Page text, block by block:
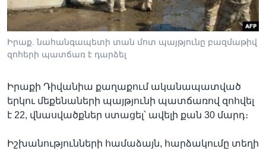
Լեզուներ
Իրաք. նահանգապետի տան մոտ պայթյունը բազմաթիվ
զոհերի պատճառ է դարձել
Իրաքի Դիվանիա քաղաքում ականապատված
երկու մեքենաների պայթյունի պատճառով զոհվել
է 22, վնասվածքներ ստացել՝ ավելի քան 30 մարդ։
Իշխանությունների համաձայն, հարձակումը տեղի